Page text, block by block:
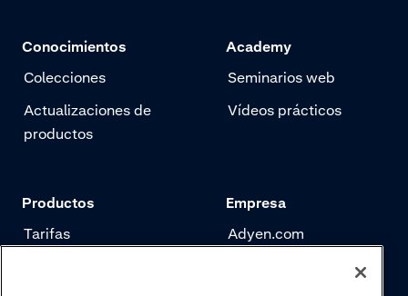
Conocimientos
Colecciones
Actualizaciones de
productos
Academy
Seminarios web
Vídeos prácticos
Productos
Tarifas
Empresa
Adyen.com